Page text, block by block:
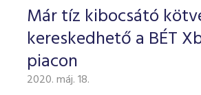
Már tíz kibocsátó
kereskedhető a BÉT
piacon
2020. máj. 18.